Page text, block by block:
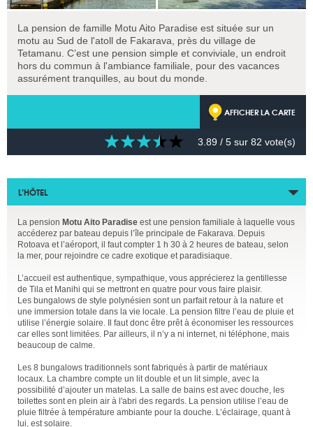
La pension de famille Motu Aito Paradise est située sur un
motu au Sud de l'atoll de Fakarava, près du village de
Tetamanu. C’est une pension simple et conviviale, un endroit
hors du commun à l'ambiance familiale, pour des vacances
assurément tranquilles, au bout du monde.
AFFICHER LA CARTE
3.89 / 5 sur 82 vote(s)
L’HÔTEL
La pension Motu Aito Paradise est une pension familiale à laquelle vous
accéderez par bateau depuis l’île principale de Fakarava. Depuis
Rotoava et l’aéroport, il faut compter 1 h 30 à 2 heures de bateau, selon
la mer, pour rejoindre ce cadre exotique et paradisiaque.
L’accueil est authentique, sympathique, vous apprécierez la gentillesse
de Tila et Manihi qui se mettront en quatre pour vous faire plaisir.
Les bungalows de style polynésien sont un parfait retour à la nature et
une immersion totale dans la vie locale. La pension filtre l’eau de pluie et
utilise l’énergie solaire. Il faut donc être prêt à économiser les ressources
car elles sont limitées. Par ailleurs, il n’y a ni internet, ni téléphone, mais
beaucoup de calme.
Les 8 bungalows traditionnels sont fabriqués à partir de matériaux
locaux. La chambre compte un lit double et un lit simple, avec la
possibilité d’ajouter un matelas. La salle de bains est avec douche, les
toilettes sont en plein air à l'abri des regards. La pension utilise l’eau de
pluie filtrée à température ambiante pour la douche. L’éclairage, quant à
lui, est solaire.